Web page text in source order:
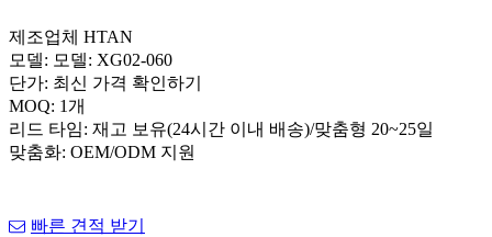
제조업체 HTAN
모델: 모델: XG02-060
단가: 최신 가격 확인하기
MOQ: 1개
리드 타임: 재고 보유(24시간 이내 배송)/맞춤형 20~25일
맞춤화: OEM/ODM 지원
빠른 견적 받기